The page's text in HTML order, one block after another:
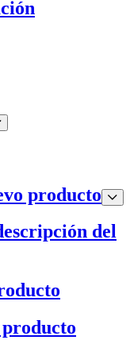
producto
del